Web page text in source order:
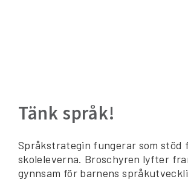
Tänk språk!
Språkstrategin fungerar som stöd
skoleleverna. Broschyren lyfter
gynnsam för barnens